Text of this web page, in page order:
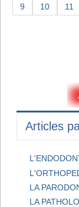
9 10 11
Articles
LA
LA